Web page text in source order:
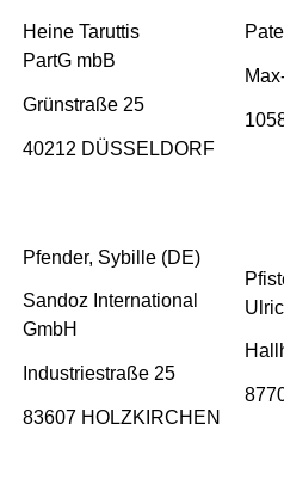
Heine Taruttis
PartG mbB
Grünstraße 25
40212 DÜSSELDORF
Pfender, Sybille (DE)
Sandoz International
GmbH
Industriestraße 25
83607 HOLZKIRCHEN